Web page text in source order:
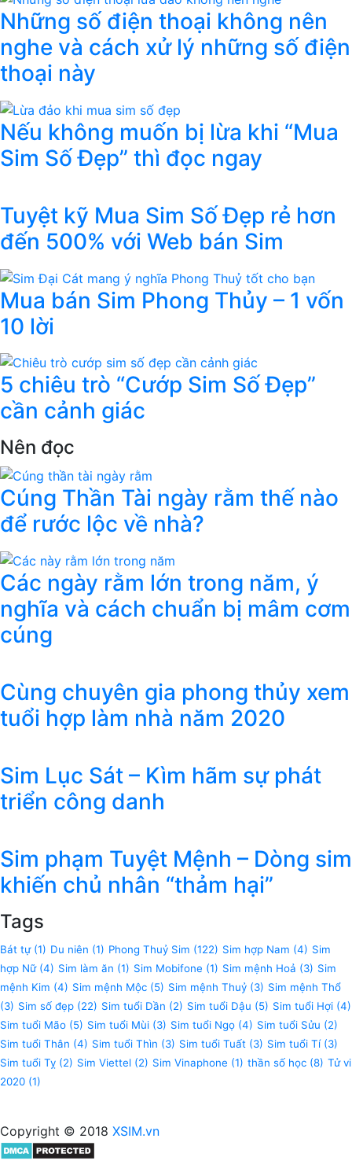
Những số điện thoại không nên
nghe và cách xử lý những số điện
thoại này
Nếu không muốn bị lừa khi “Mua
Sim Số Đẹp” thì đọc ngay
Tuyệt kỹ Mua Sim Số Đẹp rẻ hơn
đến 500% với Web bán Sim
Mua bán Sim Phong Thủy – 1 vốn
10 lời
5 chiêu trò “Cướp Sim Số Đẹp”
cần cảnh giác
Nên đọc
Cúng Thần Tài ngày rằm thế nào
để rước lộc về nhà?
Các ngày rằm lớn trong năm, ý
nghĩa và cách chuẩn bị mâm cơm
cúng
Cùng chuyên gia phong thủy xem
tuổi hợp làm nhà năm 2020
Sim Lục Sát – Kìm hãm sự phát
triển công danh
Sim phạm Tuyệt Mệnh – Dòng sim
khiến chủ nhân “thảm hại”
Tags
Bát tự(1) Du niên (1) Phong Thuỷ Sim (122) Sim hợp Nam (4) Sim
hợp Nữ(4) Sim làm ăn (1) Sim Mobifone (1) Sim mệnh Hoả (3) Sim
mệnh Kim (4) Sim mệnh Mộc (5) Sim mệnh Thuỷ (3) Sim mệnh Thổ
(3) Sim số đẹp (22) Sim tuổi Dần (2) Sim tuổi Dậu (5) Sim tuổi Hợi (4)
Sim tuổi Mão (5) Sim tuổi Mùi (3) Sim tuổi Ngọ (4) Sim tuổi Sửu (2)
Sim tuổi Thân (4) Sim tuổi Thìn (3) Sim tuổi Tuất (3) Sim tuổi Tí(3)
Sim tuổi Tỵ (2) Sim Viettel (2) Sim Vinaphone (1) thần số học (8) Tử vi
2020 (1)
Copyright © 2018 XSIM.vn